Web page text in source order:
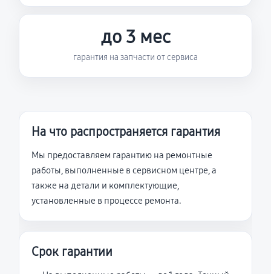
до 3 мес
гарантия на запчасти от сервиса
На что распространяется гарантия
Мы предоставляем гарантию на ремонтные
работы, выполненные в сервисном центре, а
также на детали и комплектующие,
установленные в процессе ремонта.
Срок гарантии